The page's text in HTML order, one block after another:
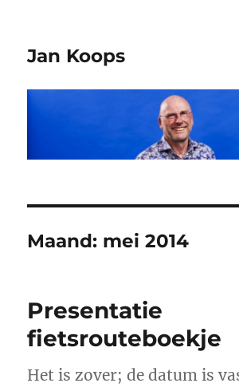
Jan Koops
Maand: mei 2014
Presentatie
fietsrouteboekje
Het is zover; de datum is